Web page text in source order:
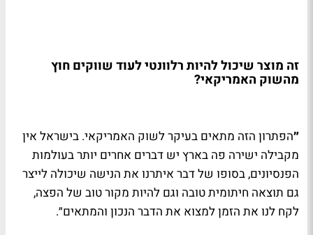
זה מוצר שיכול להיות רלוונטי לעוד שווקים חוץ
מהשוק האמריקאי?
״הפתרון הזה מתאים בעיקר לשוק האמריקאי. בישראל אין
מקבילה ישירה פה בארץ יש דברים אחרים יותר בעולמות
הפנסיונים, בסופו של דבר איתרנו את הנישה שיכולה לייצר
גם תוצאה חיתומית טובה וגם להיות מקור טוב של הפצה,
לקח לנו את הזמן למצוא את הדבר הנכון והמתאים״.